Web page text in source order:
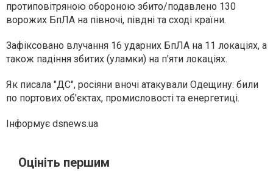
протиповітряною обороною збито/подавлено 130
ворожих БпЛА на півночі, півдні та сході країни.
Зафіксовано влучання 16 ударних БпЛА на 11 локаціях, а
також падіння збитих (уламки) на п'яти локаціях.
Як писала "ДС", росіяни вночі атакували Одещину: били
по портових об'єктах, промисловості та енергетиці.
Інформує dsnews.ua
Оцініть першим